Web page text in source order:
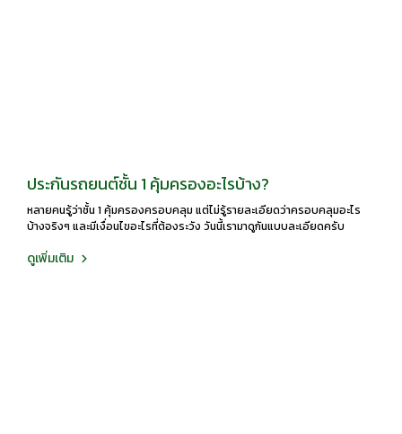
ประกันรถยนต์ชั้น 1 คุ้มครองอะไรบ้าง?
หลายคนรู้ว่าชั้น 1 คุ้มครองครอบคลุม แต่ไม่รู้รายละเอียดว่าครอบคลุมอะไร
บ้างจริงๆ และมีเงื่อนไขอะไรที่ต้องระวัง วันนี้เรามาดูกันแบบละเอียดครับ
ดูเพิ่มเติม